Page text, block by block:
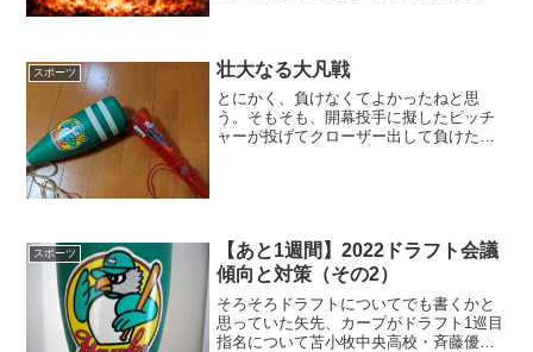
る。
スポーツ 壮大なる大凡戦
とにかく、負けなくてよかったねと思
う。そもそも、開幕投手に擬したピッチ
ャーが投げてクローザー出して負けた
スポーツ
【あと1週間】2022ドラフト会議
傾向と対策（その2）
そろそろドラフトについてでも書くかと
思っていた矢先、カープがドラフト1巡目
指名について苫小牧中央高校・斉藤優汰